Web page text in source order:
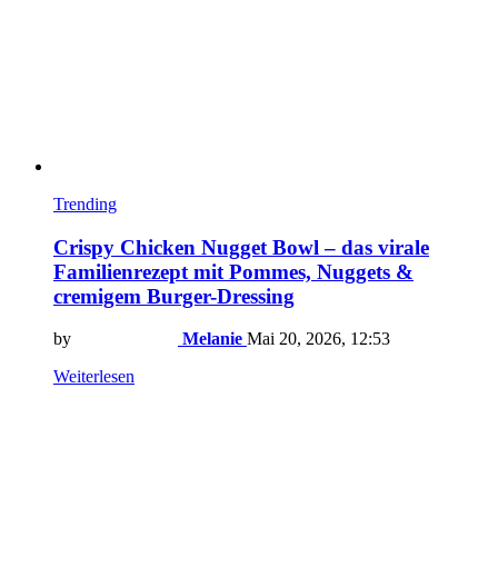
Trending
Crispy Chicken Nugget Bowl – das virale
Familienrezept mit Pommes, Nuggets &
cremigem Burger-Dressing
by Melanie Mai 20, 2026, 12:53
Weiterlesen